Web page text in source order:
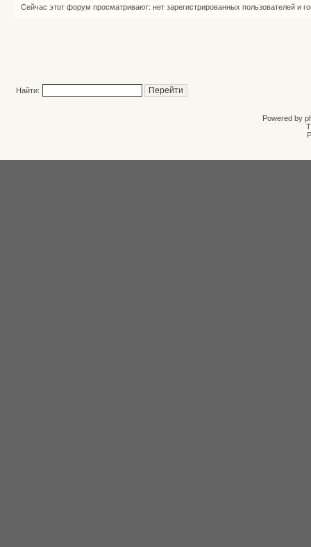
Сейчас этот форум просматривают: нет зарегистрированных пользователей и
Найти:
Powered by